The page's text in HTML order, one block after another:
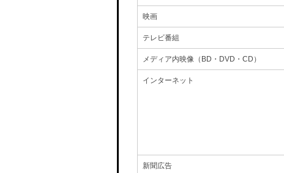
映画
テレビ番組
メディア内映像（BD・DVD・CD）
インターネット
新聞広告